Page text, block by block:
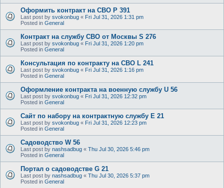
Оформить контракт на СВО P 391
Last post by svokonbug « Fri Jul 31, 2026 1:31 pm
Posted in General
Контракт на службу СВО от Москвы S 276
Last post by svokonbug « Fri Jul 31, 2026 1:20 pm
Posted in General
Консультация по контракту на СВО L 241
Last post by svokonbug « Fri Jul 31, 2026 1:16 pm
Posted in General
Оформление контракта на военную службу U 56
Last post by svokonbug « Fri Jul 31, 2026 12:32 pm
Posted in General
Сайт по набору на контрактную службу E 21
Last post by svokonbug « Fri Jul 31, 2026 12:23 pm
Posted in General
Садоводство W 56
Last post by nashsadbug « Thu Jul 30, 2026 5:46 pm
Posted in General
Портал о садоводстве G 21
Last post by nashsadbug « Thu Jul 30, 2026 5:37 pm
Posted in General